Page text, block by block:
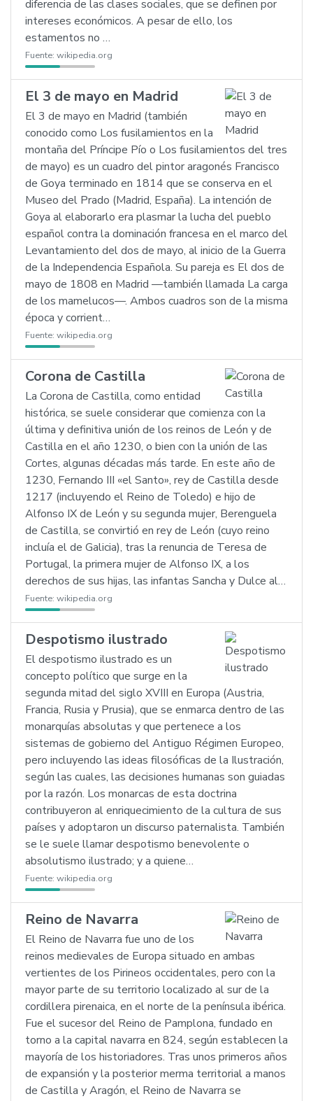
diferencia de las clases sociales, que se definen por
intereses económicos. A pesar de ello, los
estamentos no …
Fuente: wikipedia.org
El 3 de mayo en Madrid
El 3 de mayo en Madrid (también
conocido como Los fusilamientos en la
montaña del Príncipe Pío o Los fusilamientos del tres
de mayo) es un cuadro del pintor aragonés Francisco
de Goya terminado en 1814 que se conserva en el
Museo del Prado (Madrid, España). La intención de
Goya al elaborarlo era plasmar la lucha del pueblo
español contra la dominación francesa en el marco del
Levantamiento del dos de mayo, al inicio de la Guerra
de la Independencia Española. Su pareja es El dos de
mayo de 1808 en Madrid —también llamada La carga
de los mamelucos—. Ambos cuadros son de la misma
época y corrient…
Fuente: wikipedia.org
Corona de Castilla
La Corona de Castilla, como entidad
histórica, se suele considerar que comienza con la
última y definitiva unión de los reinos de León y de
Castilla en el año 1230, o bien con la unión de las
Cortes, algunas décadas más tarde. En este año de
1230, Fernando III «el Santo», rey de Castilla desde
1217 (incluyendo el Reino de Toledo) e hijo de
Alfonso IX de León y su segunda mujer, Berenguela
de Castilla, se convirtió en rey de León (cuyo reino
incluía el de Galicia), tras la renuncia de Teresa de
Portugal, la primera mujer de Alfonso IX, a los
derechos de sus hijas, las infantas Sancha y Dulce al…
Fuente: wikipedia.org
Despotismo ilustrado
El despotismo ilustrado es un
concepto político que surge en la
segunda mitad del siglo XVIII en Europa (Austria,
Francia, Rusia y Prusia), que se enmarca dentro de las
monarquías absolutas y que pertenece a los
sistemas de gobierno del Antiguo Régimen Europeo,
pero incluyendo las ideas filosóficas de la Ilustración,
según las cuales, las decisiones humanas son guiadas
por la razón. Los monarcas de esta doctrina
contribuyeron al enriquecimiento de la cultura de sus
países y adoptaron un discurso paternalista. También
se le suele llamar despotismo benevolente o
absolutismo ilustrado; y a quiene…
Fuente: wikipedia.org
Reino de Navarra
El Reino de Navarra fue uno de los
reinos medievales de Europa situado en ambas
vertientes de los Pirineos occidentales, pero con la
mayor parte de su territorio localizado al sur de la
cordillera pirenaica, en el norte de la península ibérica.
Fue el sucesor del Reino de Pamplona, fundado en
torno a la capital navarra en 824, según establecen la
mayoría de los historiadores. Tras unos primeros años
de expansión y la posterior merma territorial a manos
de Castilla y Aragón, el Reino de Navarra se